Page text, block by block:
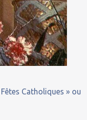
Catholiques » ou